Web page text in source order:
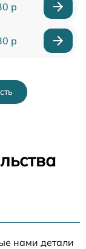
р
р
нами детали